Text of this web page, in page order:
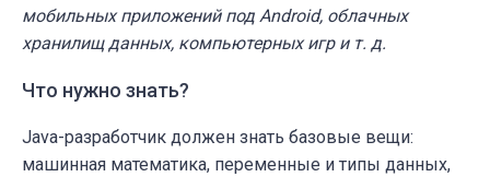
мобильных приложений под Android, облачных
хранилищ данных, компьютерных игр и т. д.
Что нужно знать?
Java-разработчик должен знать базовые вещи:
машинная математика, переменные и типы данных,